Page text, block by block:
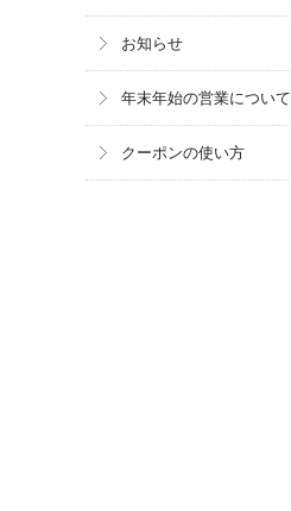
お知らせ
年末年始の営業について
クーポンの使い方